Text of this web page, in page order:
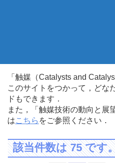
「触媒（Catalysts and
このサイトをつかって，どな
ドもできます．
また，「触媒技術の動向と展
はこちら をご参照ください．
該当件数は 75 です